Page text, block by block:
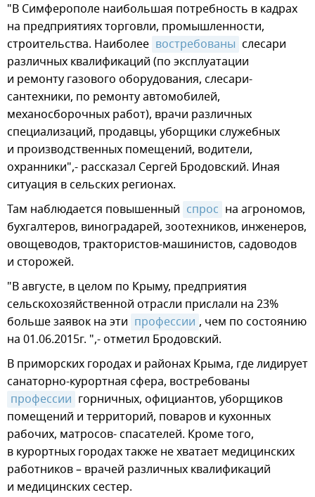
"В Симферополе наибольшая потребность в кадрах
на предприятиях торговли, промышленности,
строительства. Наиболее востребованы слесари
различных квалификаций (по эксплуатации
и ремонту газового оборудования, слесари-
сантехники, по ремонту автомобилей,
механосборочных работ), врачи различных
специализаций, продавцы, уборщики служебных
и производственных помещений, водители,
охранники",- рассказал Сергей Бродовский. Иная
ситуация в сельских регионах.
Там наблюдается повышенный спрос на агрономов,
бухгалтеров, виноградарей, зоотехников, инженеров,
овощеводов, трактористов-машинистов, садоводов
и сторожей.
"В августе, в целом по Крыму, предприятия
сельскохозяйственной отрасли прислали на 23%
больше заявок на эти профессии , чем по состоянию
на 01.06.2015г. ",- отметил Бродовский.
В приморских городах и районах Крыма, где лидирует
санаторно-курортная сфера, востребованы
профессии горничных, официантов, уборщиков
помещений и территорий, поваров и кухонных
рабочих, матросов- спасателей. Кроме того,
в курортных городах также не хватает медицинских
работников – врачей различных квалификаций
и медицинских сестер.